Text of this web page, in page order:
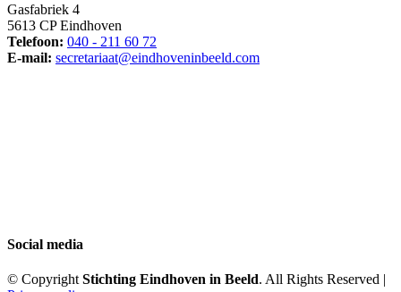
Gasfabriek 4
5613 CP Eindhoven
Telefoon: 040 - 211 60 72
E-mail: secretariaat@eindhoveninbeeld.com
Social media
© CopyrightStichting Eindhoven in Beeld. All Rights Reserved |